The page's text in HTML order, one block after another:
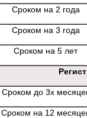
Сроком на 2 года
Сроком на 3 года
Сроком на 5 лет
Сроком до 3х
Сроком на 12